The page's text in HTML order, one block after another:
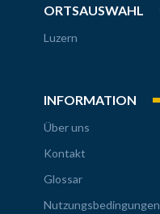
ORTSAUSWAHL
Luzern
INFORMATION
Über uns
Kontakt
Glossar
Nutzungsbedingungen